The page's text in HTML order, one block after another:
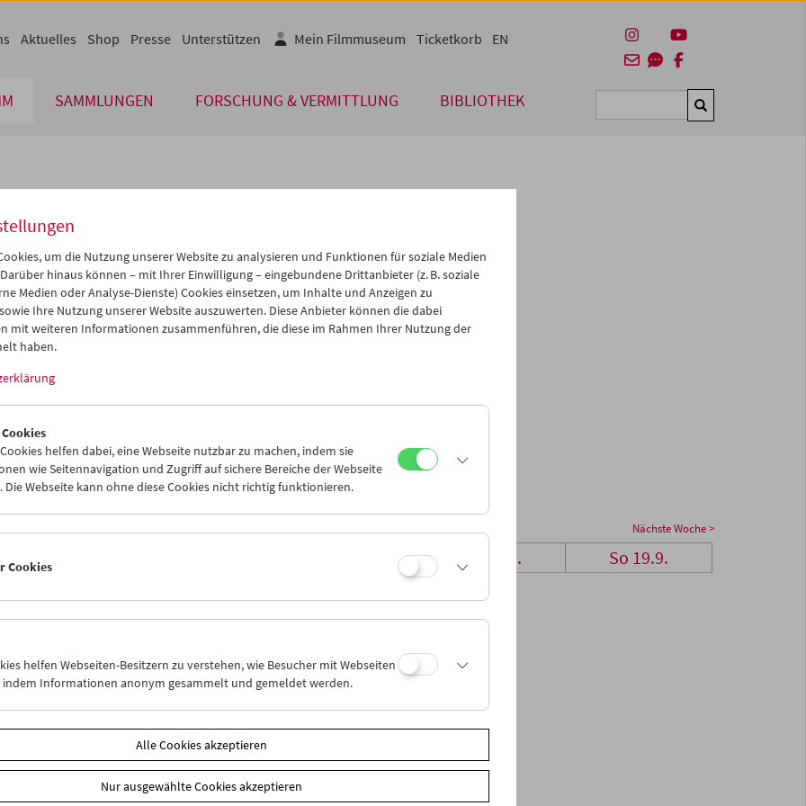
SAMMLUNGEN FORSCHUNG & VERMITTLUNG BIBLIOTHEK Suchen
Aktuelles Shop Presse Unterstützen Mein Filmmuseum Ticketkorb EN
Sep 2027 >>
Mi Do Fr Sa So
01 02 03 04
05
08 09 10 11
12
15 16
22 23
06
iCalender
Programmheft-PDF
English language or subtitles
Nächste Woche >
Mi 15.9. Sa 18.9. So 19.9.
um die Nutzung unserer Website zu analysieren und Funktionen für soziale Medien
hinaus können – mit Ihrer Einwilligung – eingebundene Drittanbieter (z. B. soziale
Medien oder Analyse-Dienste) Cookies einsetzen, um Inhalte und Anzeigen zu
Ihre Nutzung unserer Website auszuwerten. Diese Anbieter können die dabei
mit weiteren Informationen zusammenführen, die diese im Rahmen Ihrer Nutzung der
haben.
helfen dabei, eine Webseite nutzbar zu machen, indem sie
wie Seitennavigation und Zugriff auf sichere Bereiche der Webseite
Die Webseite kann ohne diese Cookies nicht richtig funktionieren.
Cookies
helfen Webseiten-Besitzern zu verstehen, wie Besucher mit Webseiten
indem Informationen anonym gesammelt und gemeldet werden.
Alle Cookies akzeptieren
Nur ausgewählte Cookies akzeptieren